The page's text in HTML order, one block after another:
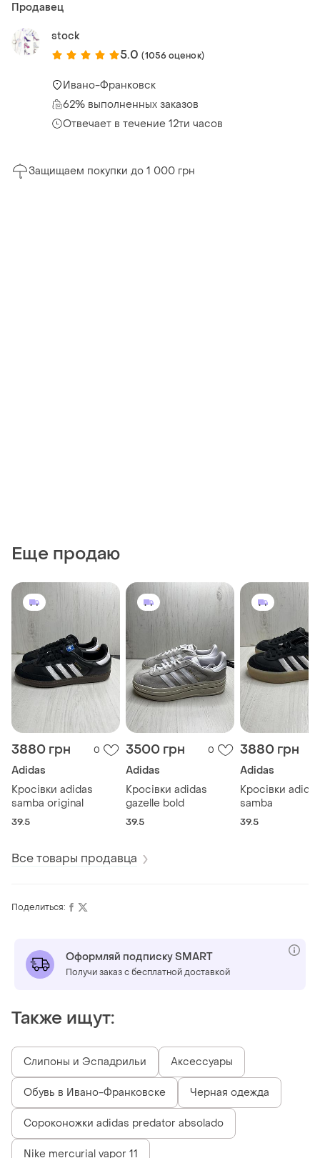
Продавец
stock
5.0 (1056 оценок)
Ивано-Франковск
62% выполненных заказов
Отвечает в течение 12ти часов
Защищаем покупки до 1 000 грн
Еще продаю
3880 грн 0
Adidas
Кросівки adidas
samba original
39.5
3500 грн 0
Adidas
Кросівки adidas
gazelle bold
39.5
3880 грн
Adidas
Кросівки
samba
39.5
Все товары продавца
Поделиться:
Оформляй подписку SMART
Получи заказ с бесплатной доставкой
Также ищут:
Слипоны и Эспадрильи Аксессуары
Обувь в Ивано-Франковске Черная одежда
Сороконожки adidas predator absolado
Nike mercurial vapor 11